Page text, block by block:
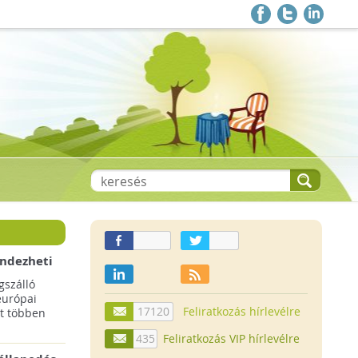
többen
17120
Feliratkozás hírlevélre
435
Feliratkozás VIP hírlevélre